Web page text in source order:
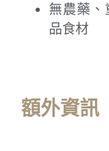
無農藥
品食材
額外資訊